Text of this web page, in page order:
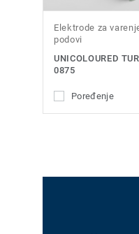
Elektrode za
podovi
UNICOLOURED
0875
Poređenje